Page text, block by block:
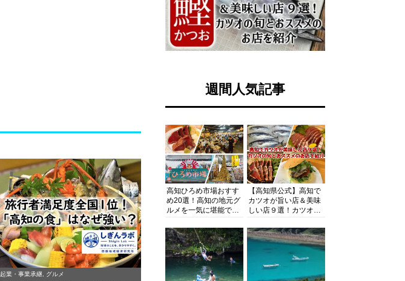
起業・事業承継, グルメ
週間人気記事
高知ひろめ市場おすす
め20選！高知の地元グ
ルメを一気に堪能でき
底解剖
【高知県公式】高知で
カツオが旨い店＆美味
しい店９選！カツオの
紹介